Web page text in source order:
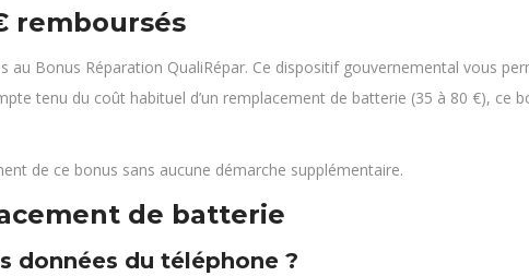
remboursés
au Bonus Réparation QualiRépar. Ce dispositif gouvernemental vous
tenu du coût habituel d’un remplacement de batterie (35 à 80 €), ce
de ce bonus sans aucune démarche supplémentaire.
de batterie
données du téléphone ?